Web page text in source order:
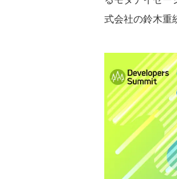
式会社の鈴木重